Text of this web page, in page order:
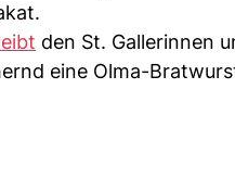
den St. Gallerinnen
eine Olma-